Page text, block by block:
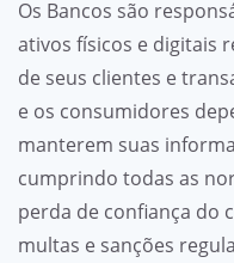
Os Bancos são
ativos físicos e digitais
de seus clientes e
e os consumidores
manterem suas
cumprindo todas as
perda de confiança do
multas e sanções